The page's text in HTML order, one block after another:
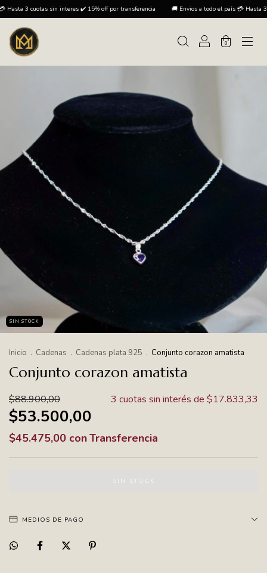
sin interes ✔️ 15% off por transferencia 🚚 Envios a todo el país 💳 Hasta 3 cuotas sin
0
SIN STOCK
Inicio . Cadenas . Cadenas plata 925 . Conjunto corazon amatista
Conjunto corazon amatista
$88.900,00
$53.500,00
3 cuotas sin interés de $17.833,33
$45.475,00 conTransferencia
MEDIOS DE PAGO